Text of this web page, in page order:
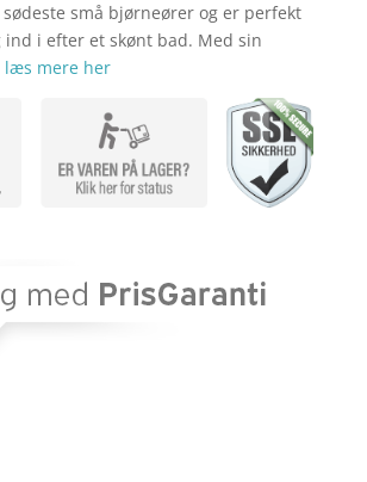
var:
kr.
pris
er:
kr.
små bjørneører og er perfekt
ind i efter et skønt bad. Med sin
læs mere her